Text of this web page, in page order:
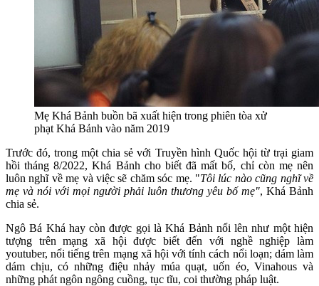
Mẹ Khá Bảnh buồn bã xuất hiện trong phiên tòa xử
phạt Khá Bảnh vào năm 2019
Trước đó, trong một chia sẻ với Truyền hình Quốc hội từ trại giam
hồi tháng 8/2022, Khá Bảnh cho biết đã mất bố, chỉ còn mẹ nên
luôn nghĩ về mẹ và việc sẽ chăm sóc mẹ. "Tôi lúc nào cũng nghĩ về
mẹ và nói với mọi người phải luôn thương yêu bố mẹ", Khá Bảnh
chia sẻ.
Ngô Bá Khá hay còn được gọi là Khá Bảnh nổi lên như một hiện
tượng trên mạng xã hội được biết đến với nghề nghiệp làm
youtuber, nổi tiếng trên mạng xã hội với tính cách nổi loạn; dám làm
dám chịu, có những điệu nhảy múa quạt, uốn éo, Vinahous và
những phát ngôn ngông cuồng, tục tĩu, coi thường pháp luật.